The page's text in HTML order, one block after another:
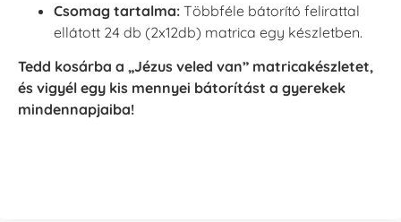
Csomag tartalma: Többféle bátorító felirattal
ellátott 24 db (2x12db) matrica egy készletben.
Tedd kosárba a „Jézus veled van” matricakészletet,
és vigyél egy kis mennyei bátorítást a gyerekek
mindennapjaiba!